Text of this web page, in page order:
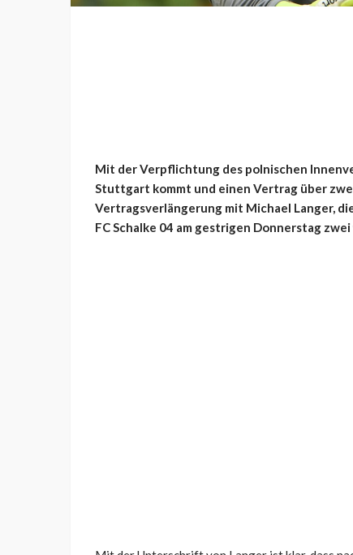
Mit der Verpflichtung des polnischen
Stuttgart kommt und einen Vertrag über
Vertragsverlängerung mit Michael Langer,
FC Schalke 04 am gestrigen Donnerstag